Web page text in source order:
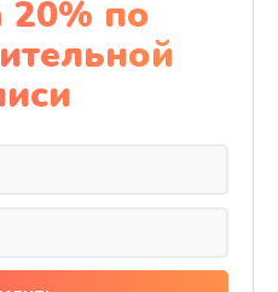
20% по